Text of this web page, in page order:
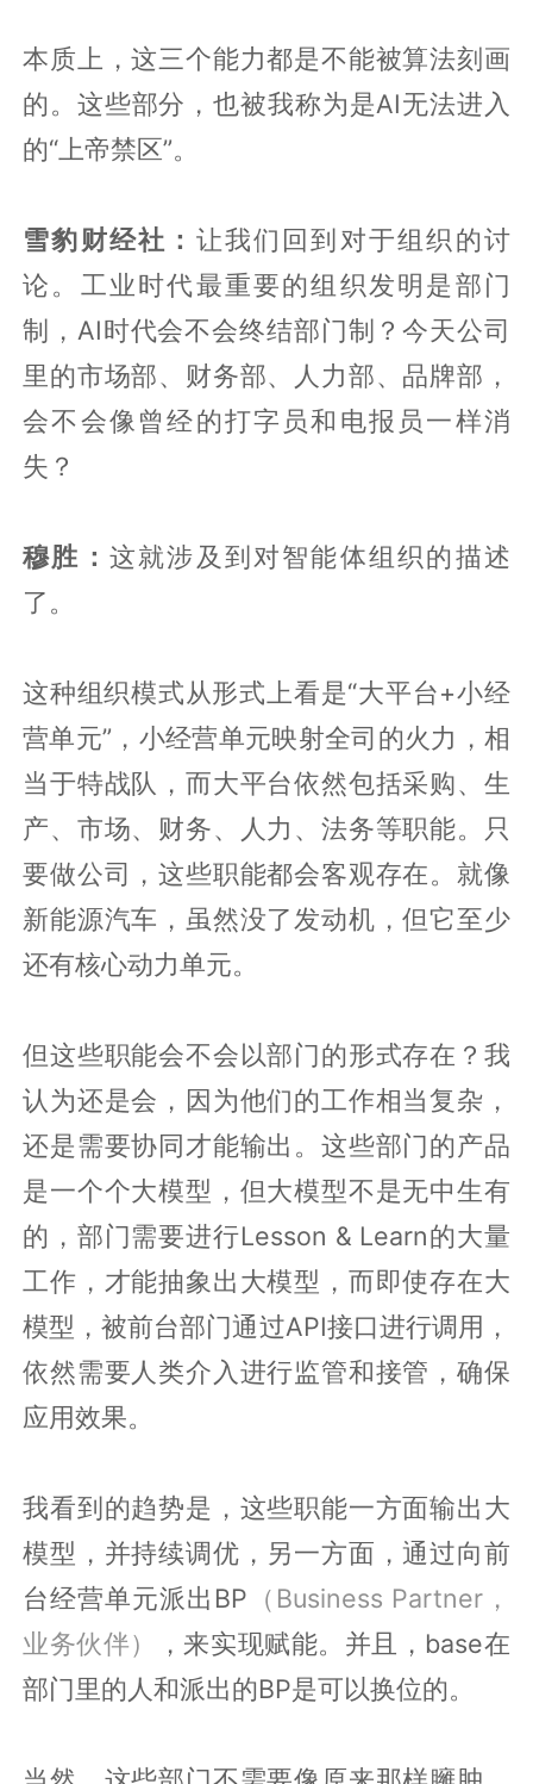
本质上，这三个能力都是不能被算法刻画
的。这些部分，也被我称为是AI无法进入
的“上帝禁区”。
雪豹财经社： 让我们回到对于组织的讨
论。工业时代最重要的组织发明是部门
制，AI时代会不会终结部门制？今天公司
里的市场部、财务部、人力部、品牌部，
会不会像曾经的打字员和电报员一样消
失？
穆胜： 这就涉及到对智能体组织的描述
了。
这种组织模式从形式上看是“大平台+小经
营单元”，小经营单元映射全司的火力，相
当于特战队，而大平台依然包括采购、生
产、市场、财务、人力、法务等职能。只
要做公司，这些职能都会客观存在。就像
新能源汽车，虽然没了发动机，但它至少
还有核心动力单元。
但这些职能会不会以部门的形式存在？我
认为还是会，因为他们的工作相当复杂，
还是需要协同才能输出。这些部门的产品
是一个个大模型，但大模型不是无中生有
的，部门需要进行Lesson & Learn的大量
工作，才能抽象出大模型，而即使存在大
模型，被前台部门通过API接口进行调用，
依然需要人类介入进行监管和接管，确保
应用效果。
我看到的趋势是，这些职能一方面输出大
模型，并持续调优，另一方面，通过向前
台经营单元派出BP （Business Partner，
业务伙伴）
，来实现赋能。并且，base在
部门里的人和派出的BP是可以换位的。